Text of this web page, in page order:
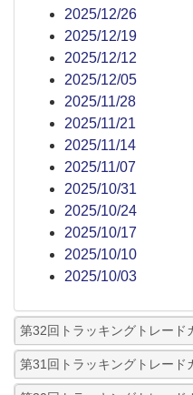
2025/12/26
2025/12/19
2025/12/12
2025/12/05
2025/11/28
2025/11/21
2025/11/14
2025/11/07
2025/10/31
2025/10/24
2025/10/17
2025/10/10
2025/10/03
第32回トラッキングトレード
第31回トラッキングトレード